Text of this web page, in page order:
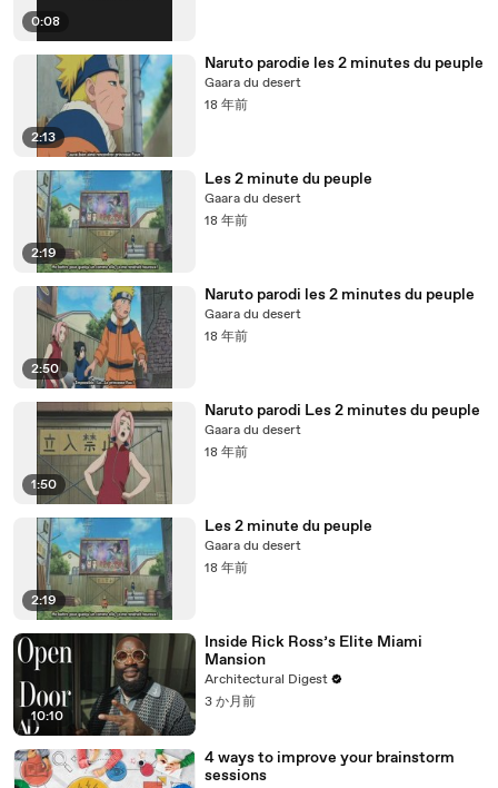
0:08
2:13
Naruto parodie les 2 minutes du peuple
Gaara du desert
18 年前
2:19
Les 2 minute du peuple
Gaara du desert
18 年前
2:50
Naruto parodi les 2 minutes du peuple
Gaara du desert
18 年前
1:50
Naruto parodi Les 2 minutes du peuple
Gaara du desert
18 年前
2:19
Les 2 minute du peuple
Gaara du desert
18 年前
10:10
Inside Rick Ross’s Elite Miami
Mansion
Architectural Digest
3 か月前
4 ways to improve your brainstorm
sessions